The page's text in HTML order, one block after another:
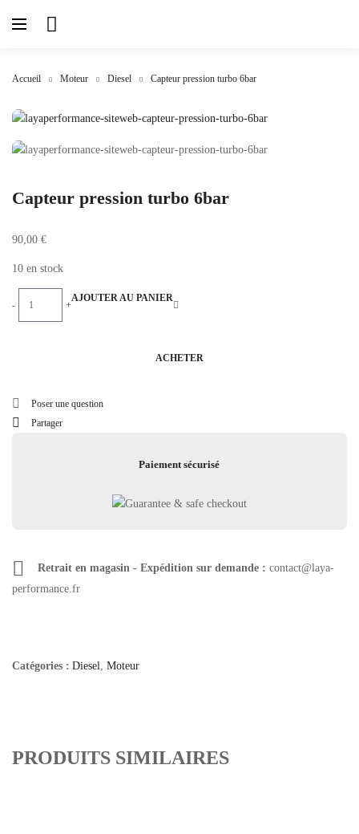
Accueil Moteur Diesel Capteur pression turbo 6bar
Capteur pression turbo 6bar
90,00 €
10 en stock
- +
AJOUTER AU PANIER
ACHETER
Poser une question
Partager
Paiement sécurisé
Retrait en magasin - Expédition sur demande : contact@laya-
performance.fr
Catégories : Diesel Moteur
PRODUITS SIMILAIRES